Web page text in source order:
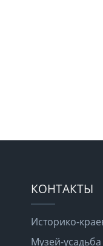
КОНТАКТЫ
Историко-
Музей-